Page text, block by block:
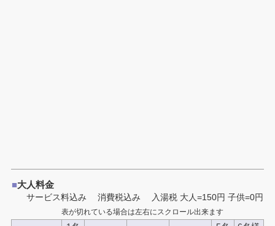
■大人料金
サービス料込み 消費税込み 入湯税 大人=150円 子供=0円
表が切れている場合は左右にスクロール出来ます